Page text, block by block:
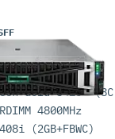
4800MHz
(2GB+FBWC)